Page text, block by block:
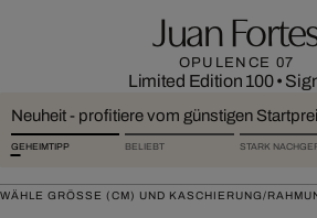
Juan
OPULENCE 07
Limited Edition 100•
Neuheit - profitiere vom günstigen
GEHEIMTIPP BELIEBT STARK
WÄHLE GRÖSSE (CM) UND KASCHIERUNG/